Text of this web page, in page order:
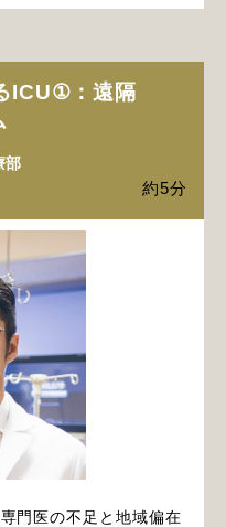
ICU①：遠隔
部
約5分
門医の不足と地域偏在